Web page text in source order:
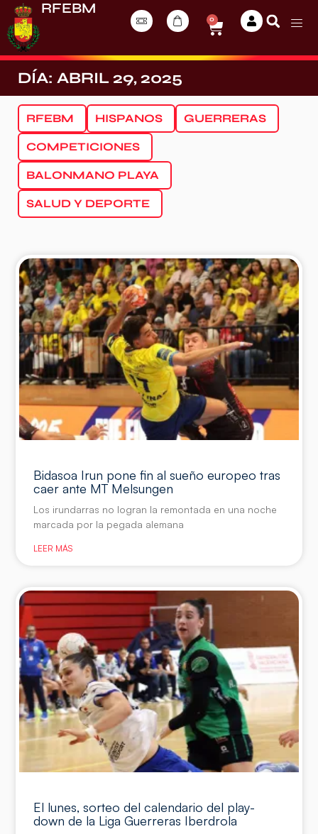
RFEBM
0
DÍA: ABRIL 29, 2025
RFEBM HISPANOS GUERRERAS
COMPETICIONES
BALONMANO PLAYA
SALUD Y DEPORTE
Bidasoa Irun pone fin al sueño europeo tras
caer ante MT Melsungen
Los irundarras no logran la remontada en una noche
marcada por la pegada alemana
LEER MÁS
El lunes, sorteo del calendario del play-
down de la Liga Guerreras Iberdrola